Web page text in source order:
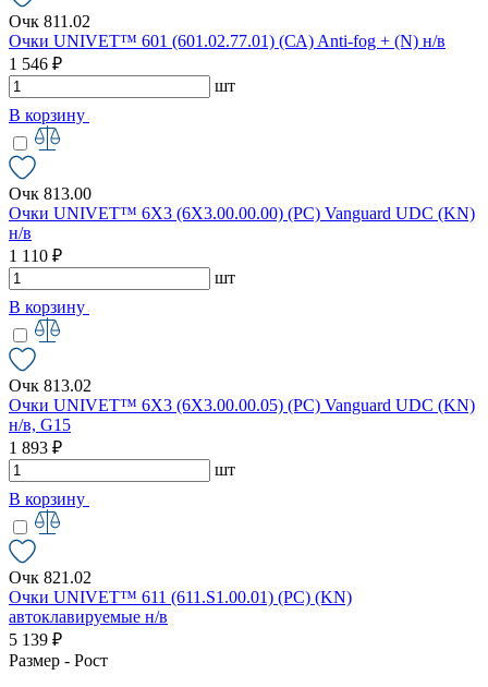
Очк 811.02
Очки UNIVET™ 601 (601.02.77.01) (СА) Anti-fog + (N) н/в
1 546 ₽
шт
В корзину
Очк 813.00
Очки UNIVET™ 6X3 (6X3.00.00.00) (РС) Vanguard UDC (KN)
н/в
1 110 ₽
шт
В корзину
Очк 813.02
Очки UNIVET™ 6X3 (6X3.00.00.05) (РС) Vanguard UDC (KN)
н/в, G15
1 893 ₽
шт
В корзину
Очк 821.02
Очки UNIVET™ 611 (611.S1.00.01) (РС) (KN)
автоклавируемые н/в
5 139 ₽
Размер - Рост